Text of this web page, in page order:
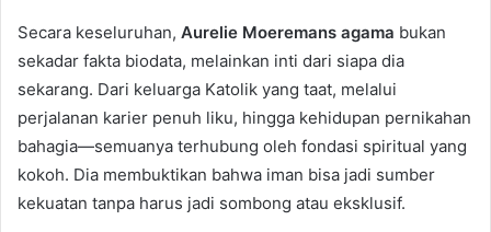
Secara keseluruhan, Aurelie Moeremans agama bukan
sekadar fakta biodata, melainkan inti dari siapa dia
sekarang. Dari keluarga Katolik yang taat, melalui
perjalanan karier penuh liku, hingga kehidupan pernikahan
bahagia—semuanya terhubung oleh fondasi spiritual yang
kokoh. Dia membuktikan bahwa iman bisa jadi sumber
kekuatan tanpa harus jadi sombong atau eksklusif.